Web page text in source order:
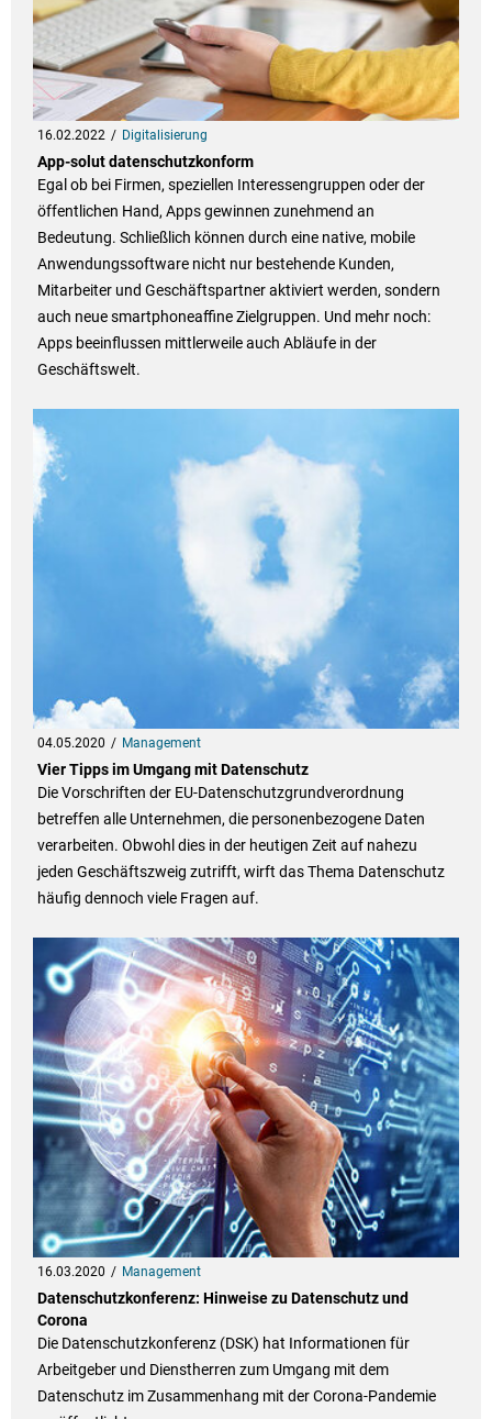
16.02.2022 Digitalisierung
App-solut datenschutzkonform
Egal ob bei Firmen, speziellen Interessengruppen oder der
öffentlichen Hand, Apps gewinnen zunehmend an
Bedeutung. Schließlich können durch eine native, mobile
Anwendungssoftware nicht nur bestehende Kunden,
Mitarbeiter und Geschäftspartner aktiviert werden, sondern
auch neue smartphoneaffine Zielgruppen. Und mehr noch:
Apps beeinflussen mittlerweile auch Abläufe in der
Geschäftswelt.
04.05.2020 Management
Vier Tipps im Umgang mit Datenschutz
Die Vorschriften der EU-Datenschutzgrundverordnung
betreffen alle Unternehmen, die personenbezogene Daten
verarbeiten. Obwohl dies in der heutigen Zeit auf nahezu
jeden Geschäftszweig zutrifft, wirft das Thema Datenschutz
häufig dennoch viele Fragen auf.
16.03.2020 Management
Datenschutzkonferenz: Hinweise zu Datenschutz und
Corona
Die Datenschutzkonferenz (DSK) hat Informationen für
Arbeitgeber und Dienstherren zum Umgang mit dem
Datenschutz im Zusammenhang mit der Corona-Pandemie